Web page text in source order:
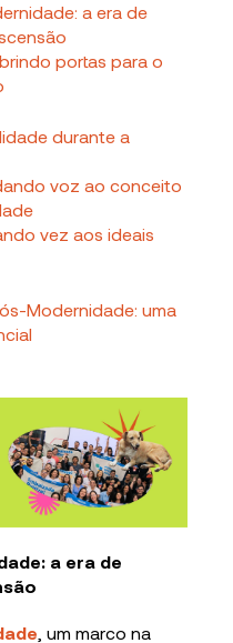
a era de
portas para o
durante a
voz ao conceito
vez aos ideais
Modernidade: uma
a era de
, um marco na